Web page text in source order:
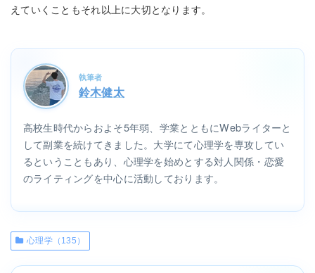
えていくこともそれ以上に大切となります。
執筆者
鈴木健太
高校生時代からおよそ5年弱、学業とともにWebライターと
して副業を続けてきました。大学にて心理学を専攻してい
るということもあり、心理学を始めとする対人関係・恋愛
のライティングを中心に活動しております。
心理学（135）